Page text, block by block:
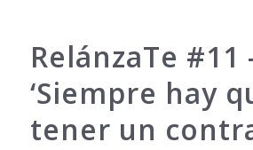
RelánzaTe #11
‘Siempre hay
tener un